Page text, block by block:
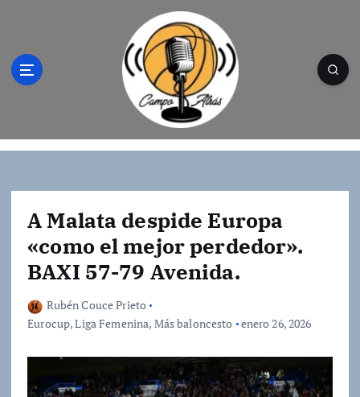
l
Campo Atrás - Tu web de baloncesto donde
mundo de la canasta. Crónicas, noticias,
artículos y fotos del mejor baloncesto
A Malata despide Europa
«como el mejor perdedor».
BAXI 57-79 Avenida.
Rubén Couce Prieto
Eurocup,Liga Femenina, Más baloncesto enero 26, 2026